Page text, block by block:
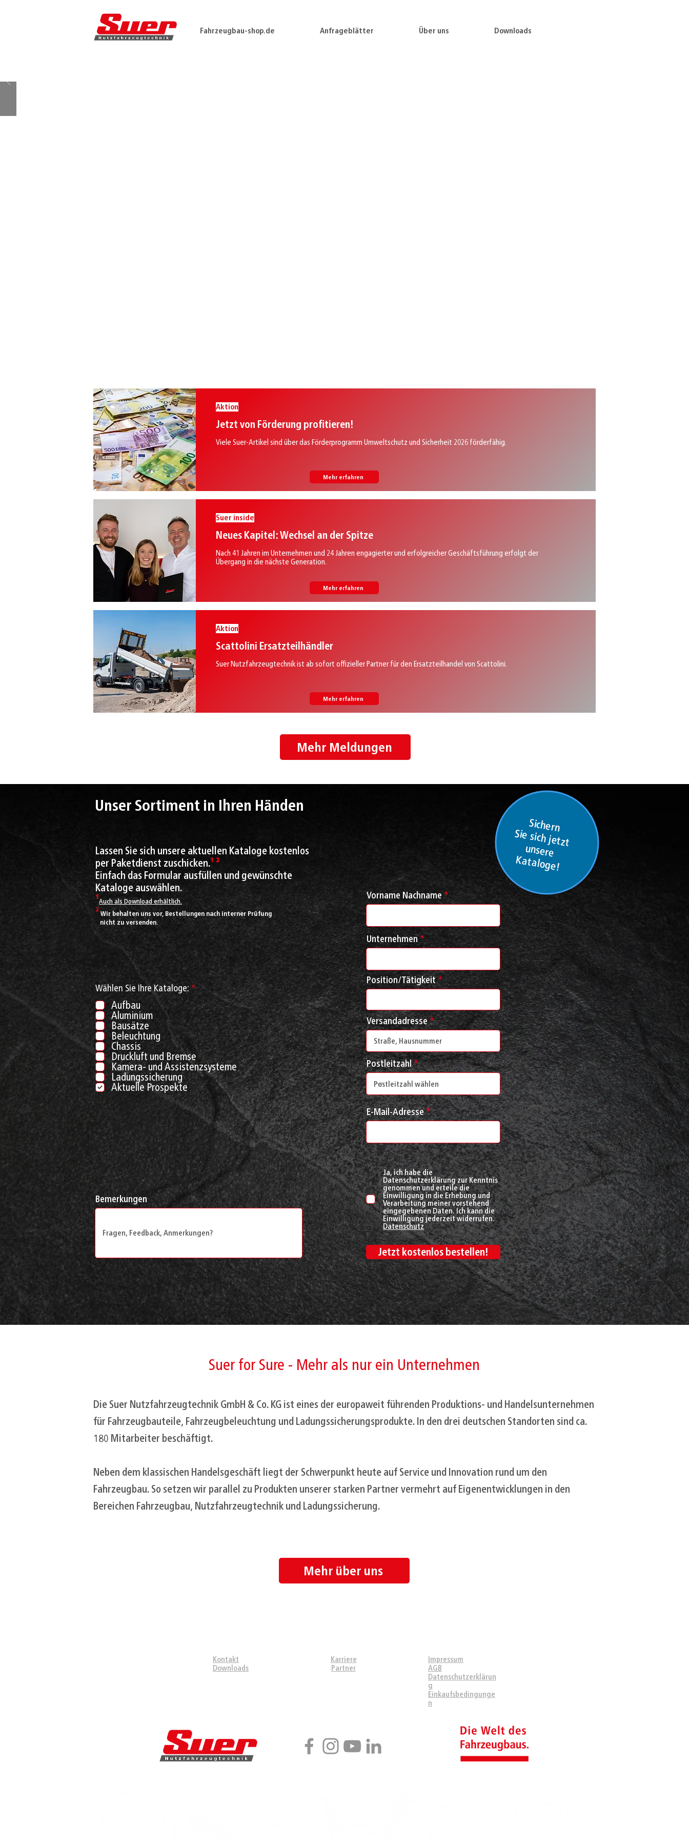
Fahrzeugbau-shop.de Anfrageblätter Über uns Downloads
Aktion
Jetzt von Förderung profitieren!
Viele Suer-Artikel sind über das Förderprogramm Umweltschutz und Sicherheit 2026 förderfähig.
Mehr erfahren
Suer inside
Neues Kapitel: Wechsel an der Spitze
Nach 41 Jahren im Unternehmen und 24 Jahren engagierter und erfolgreicher Geschäftsführung erfolgt der
Übergang in die nächste Generation.
Mehr erfahren
Aktion
Scattolini Ersatzteilhändler
Suer Nutzfahrzeugtechnik ist ab sofort offizieller Partner für den Ersatzteilhandel von Scattolini.
Mehr erfahren
Mehr Meldungen
Unser Sortiment in Ihren Händen
Lassen Sie sich unsere aktuellen Kataloge kostenlos
per Paketdienst zuschicken.¹ ²
Einfach das Formular ausfüllen und gewünschte
Kataloge auswählen.
¹Auch als Download erhältlich.
² Wir behalten uns vor, Bestellungen nach interner Prüfung
nicht zu versenden.
Sichern
Sie sich jetzt
unsere
Kataloge!
Vorname Nachname
Unternehmen
Wählen Sie Ihre Kataloge: *P
f
l
i
c
h
t
f
e
l
d
Aufbau
Aluminium
Bausätze
Beleuchtung
Chassis
Druckluft und Bremse
Kamera- und Assistenzsysteme
Ladungssicherung
Aktuelle Prospekte
Position/Tätigkeit
Versandadresse
Postleitzahl
E-Mail-Adresse
Bemerkungen
Ja, ich habe die
Datenschutzerklärung zur Kenntnis
genommen und erteile die
Einwilligung in die Erhebung und
Verarbeitung meiner vorstehend
eingegebenen Daten. Ich kann die
Einwilligung jederzeit widerrufen.
Datenschutz
Jetzt kostenlos bestellen!
Suer for Sure - Mehr als nur ein Unternehmen
​Die Suer Nutzfahrzeugtechnik GmbH & Co. KG ist eines der europaweit führenden Produktions- und Handelsunternehmen
für Fahrzeugbauteile, Fahrzeugbeleuchtung und Ladungssicherungsprodukte. In den drei deutschen Standorten sind ca.
180 Mitarbeiter beschäftigt.
Neben dem klassischen Handelsgeschäft liegt der Schwerpunkt heute auf Service und Innovation rund um den
Fahrzeugbau. So setzen wir parallel zu Produkten unserer starken Partner vermehrt auf Eigenentwicklungen in den
Bereichen Fahrzeugbau, Nutzfahrzeugtechnik und Ladungssicherung.
Mehr über uns
Kontakt
Downloads
Karriere
Partner
Impressum
AGB
Datenschutzerklärun
g
Einkaufsbedingunge
n